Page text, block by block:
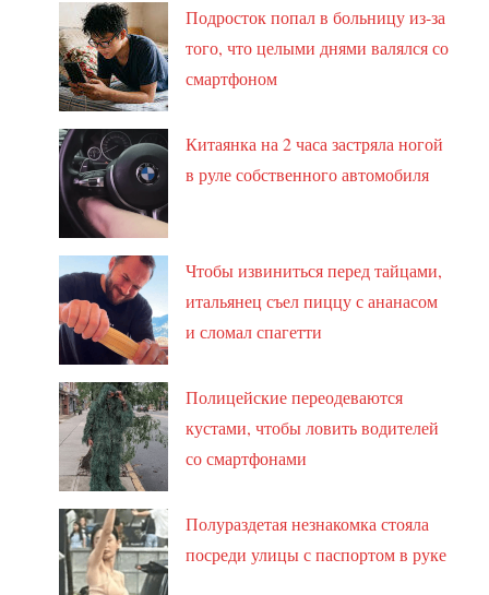
Подросток попал в больницу из-за
того, что целыми днями валялся со
смартфоном
Китаянка на 2 часа застряла ногой
в руле собственного автомобиля
Чтобы извиниться перед тайцами,
итальянец съел пиццу с ананасом
и сломал спагетти
Полицейские переодеваются
кустами, чтобы ловить водителей
со смартфонами
Полураздетая незнакомка стояла
посреди улицы с паспортом в руке